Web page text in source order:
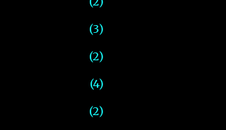
3
2
4
2